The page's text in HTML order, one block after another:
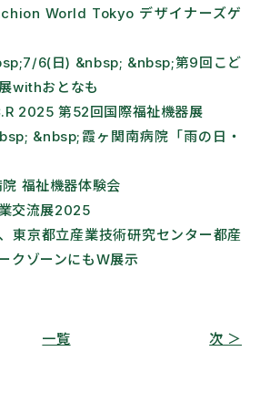
World Tokyo デザイナーズゲ
6(日) &nbsp; &nbsp;第9回こど
withおとなも
2025 第52回国際福祉機器展
&nbsp;霞ヶ関南病院「雨の日・
福祉機器体験会
交流展2025
東京都立産業技術研究センター都産
クゾーンにもW展示
一覧 次 ＞